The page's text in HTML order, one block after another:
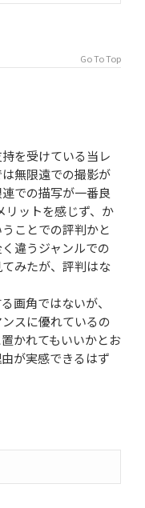
Go To Top
を受けている当レ
無限遠での撮影が
での描写が一番良
リットを感じず、か
ことでの評判かと
違うジャンルでの
みたが、評判はな
画角ではないが、
スに優れているの
かれてもいいかとお
が実感できるはず